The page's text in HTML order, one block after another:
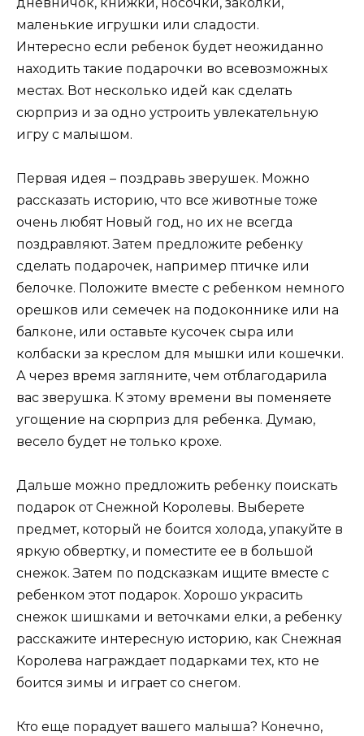
маленькие игрушки или сладости.
Интересно если ребенок будет неожиданно
находить такие подарочки во всевозможных
местах. Вот несколько идей как сделать
сюрприз и за одно устроить увлекательную
игру с малышом.
Первая идея – поздравь зверушек. Можно
рассказать историю, что все животные тоже
очень любят Новый год, но их не всегда
поздравляют. Затем предложите ребенку
сделать подарочек, например птичке или
белочке. Положите вместе с ребенком немного
орешков или семечек на подоконнике или на
балконе, или оставьте кусочек сыра или
колбаски за креслом для мышки или кошечки.
А через время загляните, чем отблагодарила
вас зверушка. К этому времени вы поменяете
угощение на сюрприз для ребенка. Думаю,
весело будет не только крохе.
Дальше можно предложить ребенку поискать
подарок от Снежной Королевы. Выберете
предмет, который не боится холода, упакуйте в
яркую обвертку, и поместите ее в большой
снежок. Затем по подсказкам ищите вместе с
ребенком этот подарок. Хорошо украсить
снежок шишками и веточками елки, а ребенку
расскажите интересную историю, как Снежная
Королева награждает подарками тех, кто не
боится зимы и играет со снегом.
Кто еще порадует вашего малыша? Конечно,